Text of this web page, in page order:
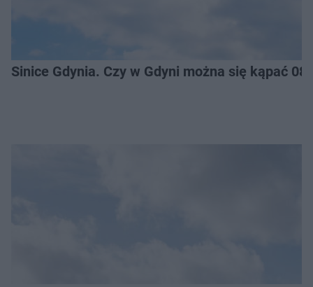
Sinice Gdynia. Czy w Gdyni można się kąpać